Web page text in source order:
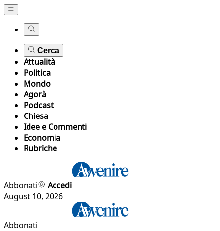
Cerca
Attualità
Politica
Mondo
Agorà
Podcast
Chiesa
Idee e Commenti
Economia
Rubriche
Abbonati
Accedi
August 10, 2026
Abbonati